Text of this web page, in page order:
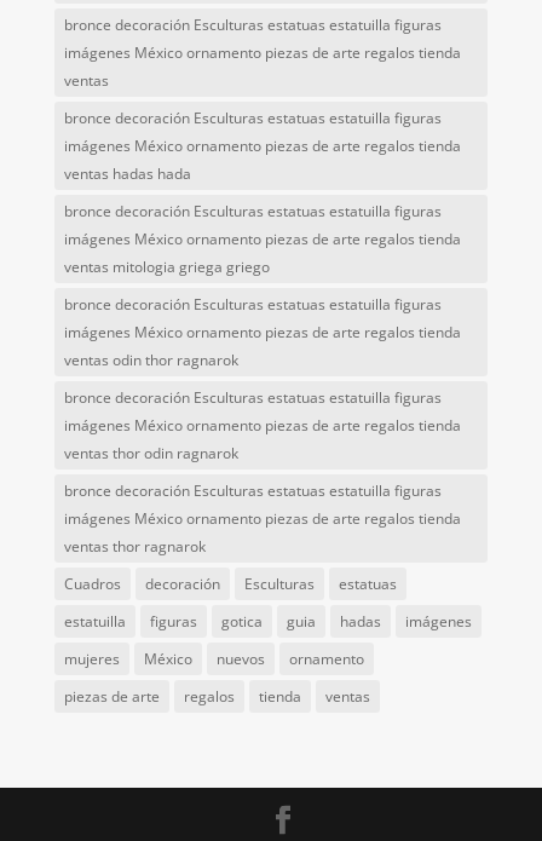
bronce decoración Esculturas estatuas estatuilla figuras
imágenes México ornamento piezas de arte regalos tienda
ventas
bronce decoración Esculturas estatuas estatuilla figuras
imágenes México ornamento piezas de arte regalos tienda
ventas hadas hada
bronce decoración Esculturas estatuas estatuilla figuras
imágenes México ornamento piezas de arte regalos tienda
ventas mitologia griega griego
bronce decoración Esculturas estatuas estatuilla figuras
imágenes México ornamento piezas de arte regalos tienda
ventas odin thor ragnarok
bronce decoración Esculturas estatuas estatuilla figuras
imágenes México ornamento piezas de arte regalos tienda
ventas thor odin ragnarok
bronce decoración Esculturas estatuas estatuilla figuras
imágenes México ornamento piezas de arte regalos tienda
ventas thor ragnarok
Cuadros
decoración Esculturas
estatuas
estatuilla
figuras gotica guia hadas
imágenes
mujeres
México nuevos
ornamento
piezas de arte
regalos tienda ventas